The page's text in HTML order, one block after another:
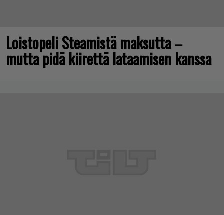
Loistopeli Steamistä maksutta –
mutta pidä kiirettä lataamisen kanssa